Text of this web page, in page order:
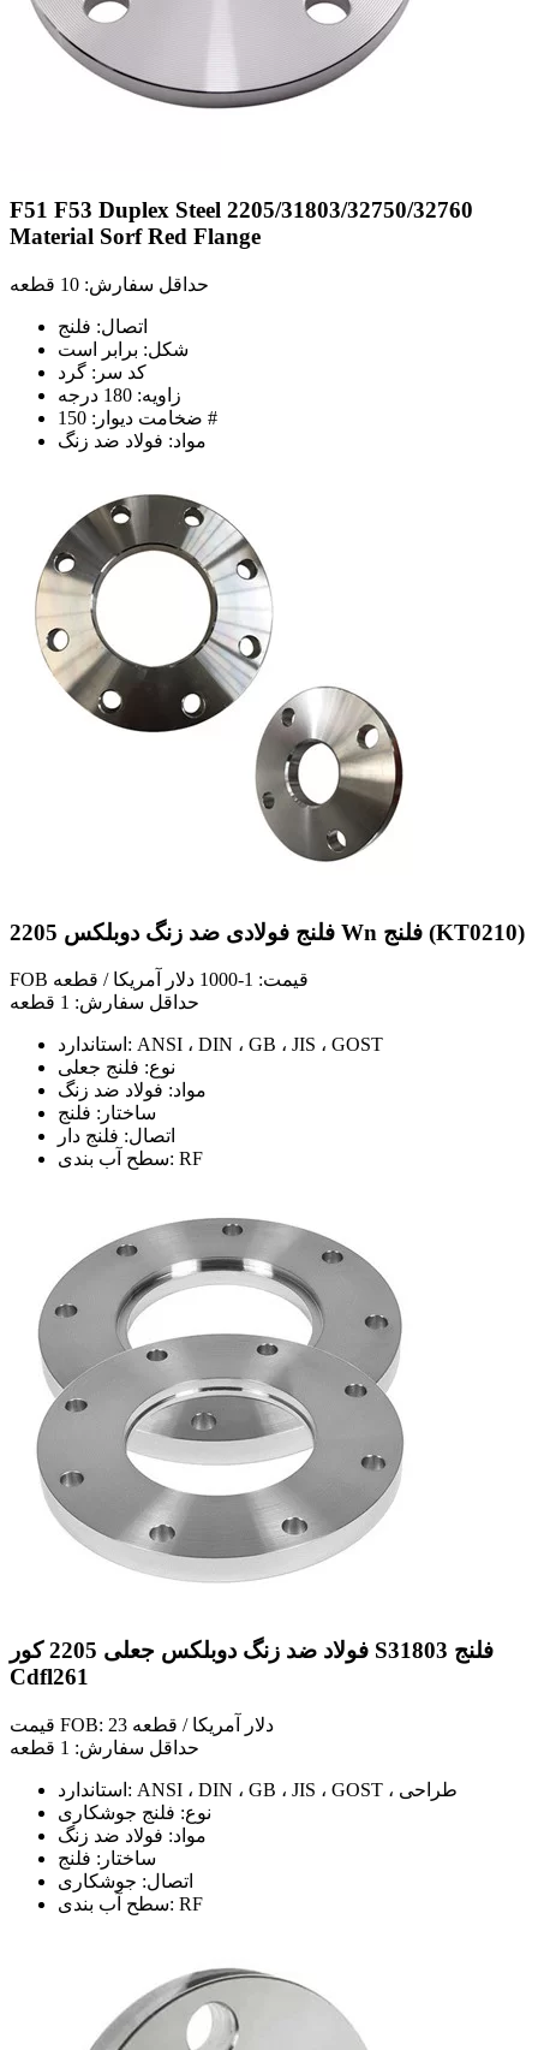
F51 F53 Duplex Steel 2205/31803/32750/32760
Material Sorf Red Flange
حداقل سفارش: 10 قطعه
اتصال: فلنج
شکل: برابر است
کد سر: گرد
زاویه: 180 درجه
ضخامت دیوار: 150 #
مواد: فولاد ضد زنگ
فلنج فولادی ضد زنگ دوبلکس 2205 Wn فلنج (KT0210)
FOB قیمت: 1-1000 دلار آمریکا / قطعه
حداقل سفارش: 1 قطعه
استاندارد: ANSI ، DIN ، GB ، JIS ، GOST
نوع: فلنج جعلی
مواد: فولاد ضد زنگ
ساختار: فلنج
اتصال: فلنج دار
سطح آب بندی: RF
فولاد ضد زنگ دوبلکس جعلی 2205 کور S31803 فلنج
Cdfl261
قیمت FOB: 23 دلار آمریکا / قطعه
حداقل سفارش: 1 قطعه
استاندارد: ANSI ، DIN ، GB ، JIS ، GOST ، طراحی
نوع: فلنج جوشکاری
مواد: فولاد ضد زنگ
ساختار: فلنج
اتصال: جوشکاری
سطح آب بندی: RF